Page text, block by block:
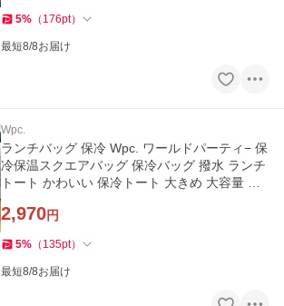
5% （ 176pt）
最短8/8お届け
Wpc.
ランチバッグ 保冷 Wpc. ワールドパーティ− 保
冷保温スクエアバッグ 保冷バッグ 撥水 ランチ
トート かわいい 保冷トート 大きめ 大容量 お
2,970円
5% （ 135pt）
最短8/8お届け